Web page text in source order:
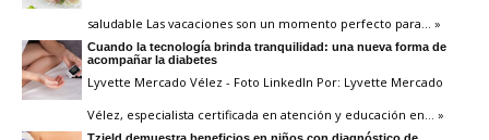
saludable Las vacaciones son un momento perfecto para … »
Cuando la tecnología brinda tranquilidad: una nueva forma de
acompañar la diabetes
Lyvette Mercado Vélez - Foto LinkedIn Por: Lyvette Mercado
Vélez, especialista certificada en atención y educación en … »